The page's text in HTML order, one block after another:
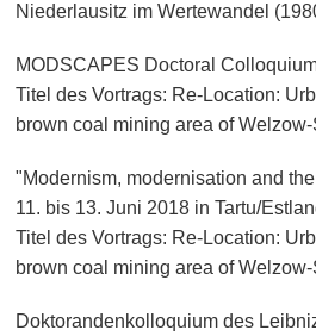
Niederlausitz im Wertewandel
MODSCAPES Doctoral
Titel des Vortrags: Re-Location:
brown coal mining area of
"Modernism, modernisation and
11. bis 13. Juni 2018 in Tartu/
Titel des Vortrags: Re-Location:
brown coal mining area of
Doktorandenkolloquium des